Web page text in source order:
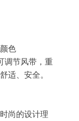
色
调节风带，重
舒适、安全。
尚的设计理